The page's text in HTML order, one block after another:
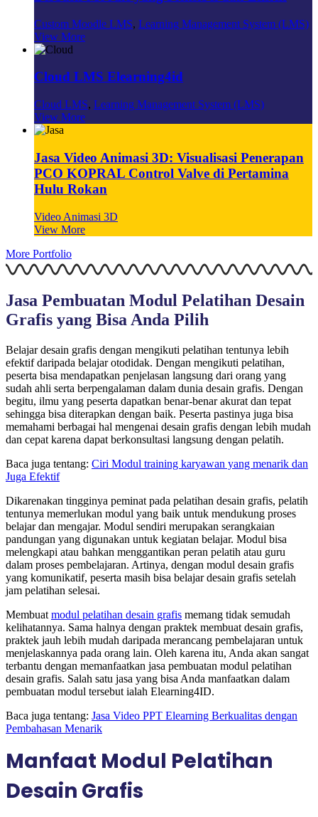
Custom Moodle LMS, Learning Management System (LMS)
View More
Cloud LMS Elearning4id
Cloud LMS, Learning Management System (LMS)
View More
Jasa Video Animasi 3D: Visualisasi Penerapan
PCO KOPRAL Control Valve di Pertamina
Hulu Rokan
Video Animasi 3D
View More
More Portfolio
Jasa Pembuatan Modul Pelatihan Desain
Grafis yang Bisa Anda Pilih
Belajar desain grafis dengan mengikuti pelatihan tentunya lebih
efektif daripada belajar otodidak. Dengan mengikuti pelatihan,
peserta bisa mendapatkan penjelasan langsung dari orang yang
sudah ahli serta berpengalaman dalam dunia desain grafis. Dengan
begitu, ilmu yang peserta dapatkan benar-benar akurat dan tepat
sehingga bisa diterapkan dengan baik. Peserta pastinya juga bisa
memahami berbagai hal mengenai desain grafis dengan lebih mudah
dan cepat karena dapat berkonsultasi langsung dengan pelatih.
Baca juga tentang: Ciri Modul training karyawan yang menarik dan
Juga Efektif
Dikarenakan tingginya peminat pada pelatihan desain grafis, pelatih
tentunya memerlukan modul yang baik untuk mendukung proses
belajar dan mengajar. Modul sendiri merupakan serangkaian
pandungan yang digunakan untuk kegiatan belajar. Modul bisa
melengkapi atau bahkan menggantikan peran pelatih atau guru
dalam proses pembelajaran. Artinya, dengan modul desain grafis
yang komunikatif, peserta masih bisa belajar desain grafis setelah
jam pelatihan selesai.
Membuat modul pelatihan desain grafis memang tidak semudah
kelihatannya. Sama halnya dengan praktek membuat desain grafis,
praktek jauh lebih mudah daripada merancang pembelajaran untuk
menjelaskannya pada orang lain. Oleh karena itu, Anda akan sangat
terbantu dengan memanfaatkan jasa pembuatan modul pelatihan
desain grafis. Salah satu jasa yang bisa Anda manfaatkan dalam
pembuatan modul tersebut ialah Elearning4ID.
Baca juga tentang: Jasa Video PPT Elearning Berkualitas dengan
Pembahasan Menarik
Manfaat Modul Pelatihan
Desain Grafis